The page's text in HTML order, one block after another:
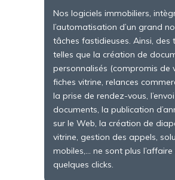
Nos logiciels immobiliers,
l’automatisation d’un grand
tâches fastidieuses. Ainsi, des
telles que la création de
personnalisés (compromis de
fiches vitrine, relances
la prise de rendez-vous,
documents, la publication
sur le Web, la création de
vitrine, gestion des appels,
mobiles,… ne sont plus
quelques clicks.